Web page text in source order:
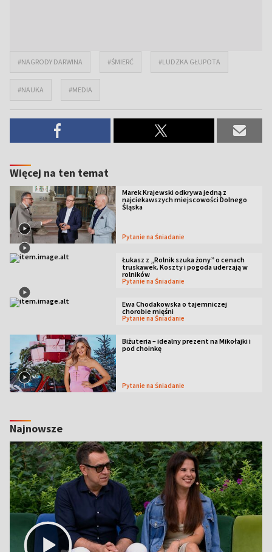
#NAGRODY DARWINA #ŚMIERĆ #LUDZKA GŁUPOTA
#NAUKA #MEDIA
Więcej na ten temat
Marek Krajewski odkrywa jedną z
najciekawszych miejscowości Dolnego
Śląska
Pytanie na Śniadanie
Łukasz z „Rolnik szuka żony” o cenach
truskawek. Koszty i pogoda uderzają w
rolników
Pytanie na Śniadanie
Ewa Chodakowska o tajemniczej
chorobie mięśni
Pytanie na Śniadanie
Biżuteria – idealny prezent na Mikołajki i
pod choinkę
Pytanie na Śniadanie
Najnowsze